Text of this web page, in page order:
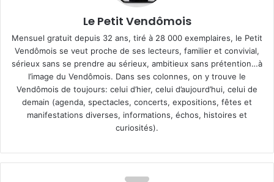
Le Petit Vendômois
Mensuel gratuit depuis 32 ans, tiré à 28 000 exemplaires, le Petit
Vendômois se veut proche de ses lecteurs, familier et convivial,
sérieux sans se prendre au sérieux, ambitieux sans prétention…à
l’image du Vendômois. Dans ses colonnes, on y trouve le
Vendômois de toujours: celui d’hier, celui d’aujourd’hui, celui de
demain (agenda, spectacles, concerts, expositions, fêtes et
manifestations diverses, informations, échos, histoires et
curiosités).